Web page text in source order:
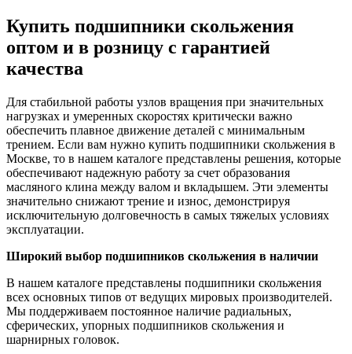
Купить подшипники скольжения
оптом и в розницу с гарантией
качества
Для стабильной работы узлов вращения при значительных
нагрузках и умеренных скоростях критически важно
обеспечить плавное движение деталей с минимальным
трением. Если вам нужно купить подшипники скольжения в
Москве, то в нашем каталоге представлены решения, которые
обеспечивают надежную работу за счет образования
масляного клина между валом и вкладышем. Эти элементы
значительно снижают трение и износ, демонстрируя
исключительную долговечность в самых тяжелых условиях
эксплуатации.
Широкий выбор подшипников скольжения в наличии
В нашем каталоге представлены подшипники скольжения
всех основных типов от ведущих мировых производителей.
Мы поддерживаем постоянное наличие радиальных,
сферических, упорных подшипников скольжения и
шарнирных головок.